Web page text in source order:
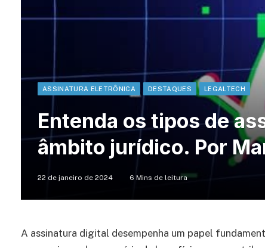
ASSINATURA ELETRÔNICA DESTAQUES LEGALTECH
Entenda os tipos de
âmbito jurídico. Por
22 de janeiro de 2024 6 Mins de leitura
A assinatura digital desempenha um papel